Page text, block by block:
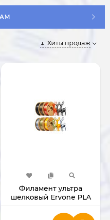
Хиты продаж
Филамент ультра
шелковый Eryone PLA
1 Кг